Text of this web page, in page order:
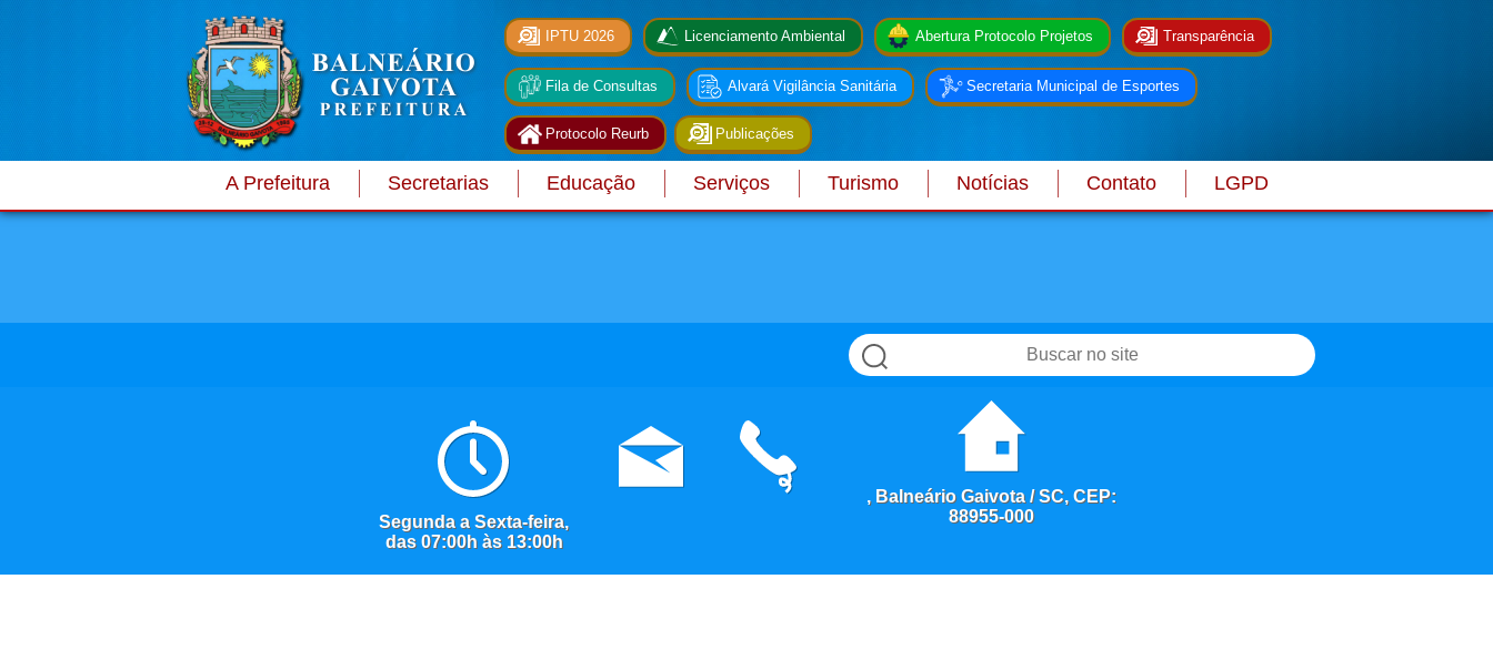
IPTU 2026 Licenciamento Ambiental Abertura Protocolo Projetos Transparência
Fila de Consultas Alvará Vigilância Sanitária Secretaria Municipal de Esportes
Protocolo Reurb Publicações
A Prefeitura Secretarias Educação Serviços Turismo Notícias Contato LGPD
Segunda a Sexta-feira,
das 07:00h às 13:00h
, Balneário Gaivota / SC, CEP:
88955-000